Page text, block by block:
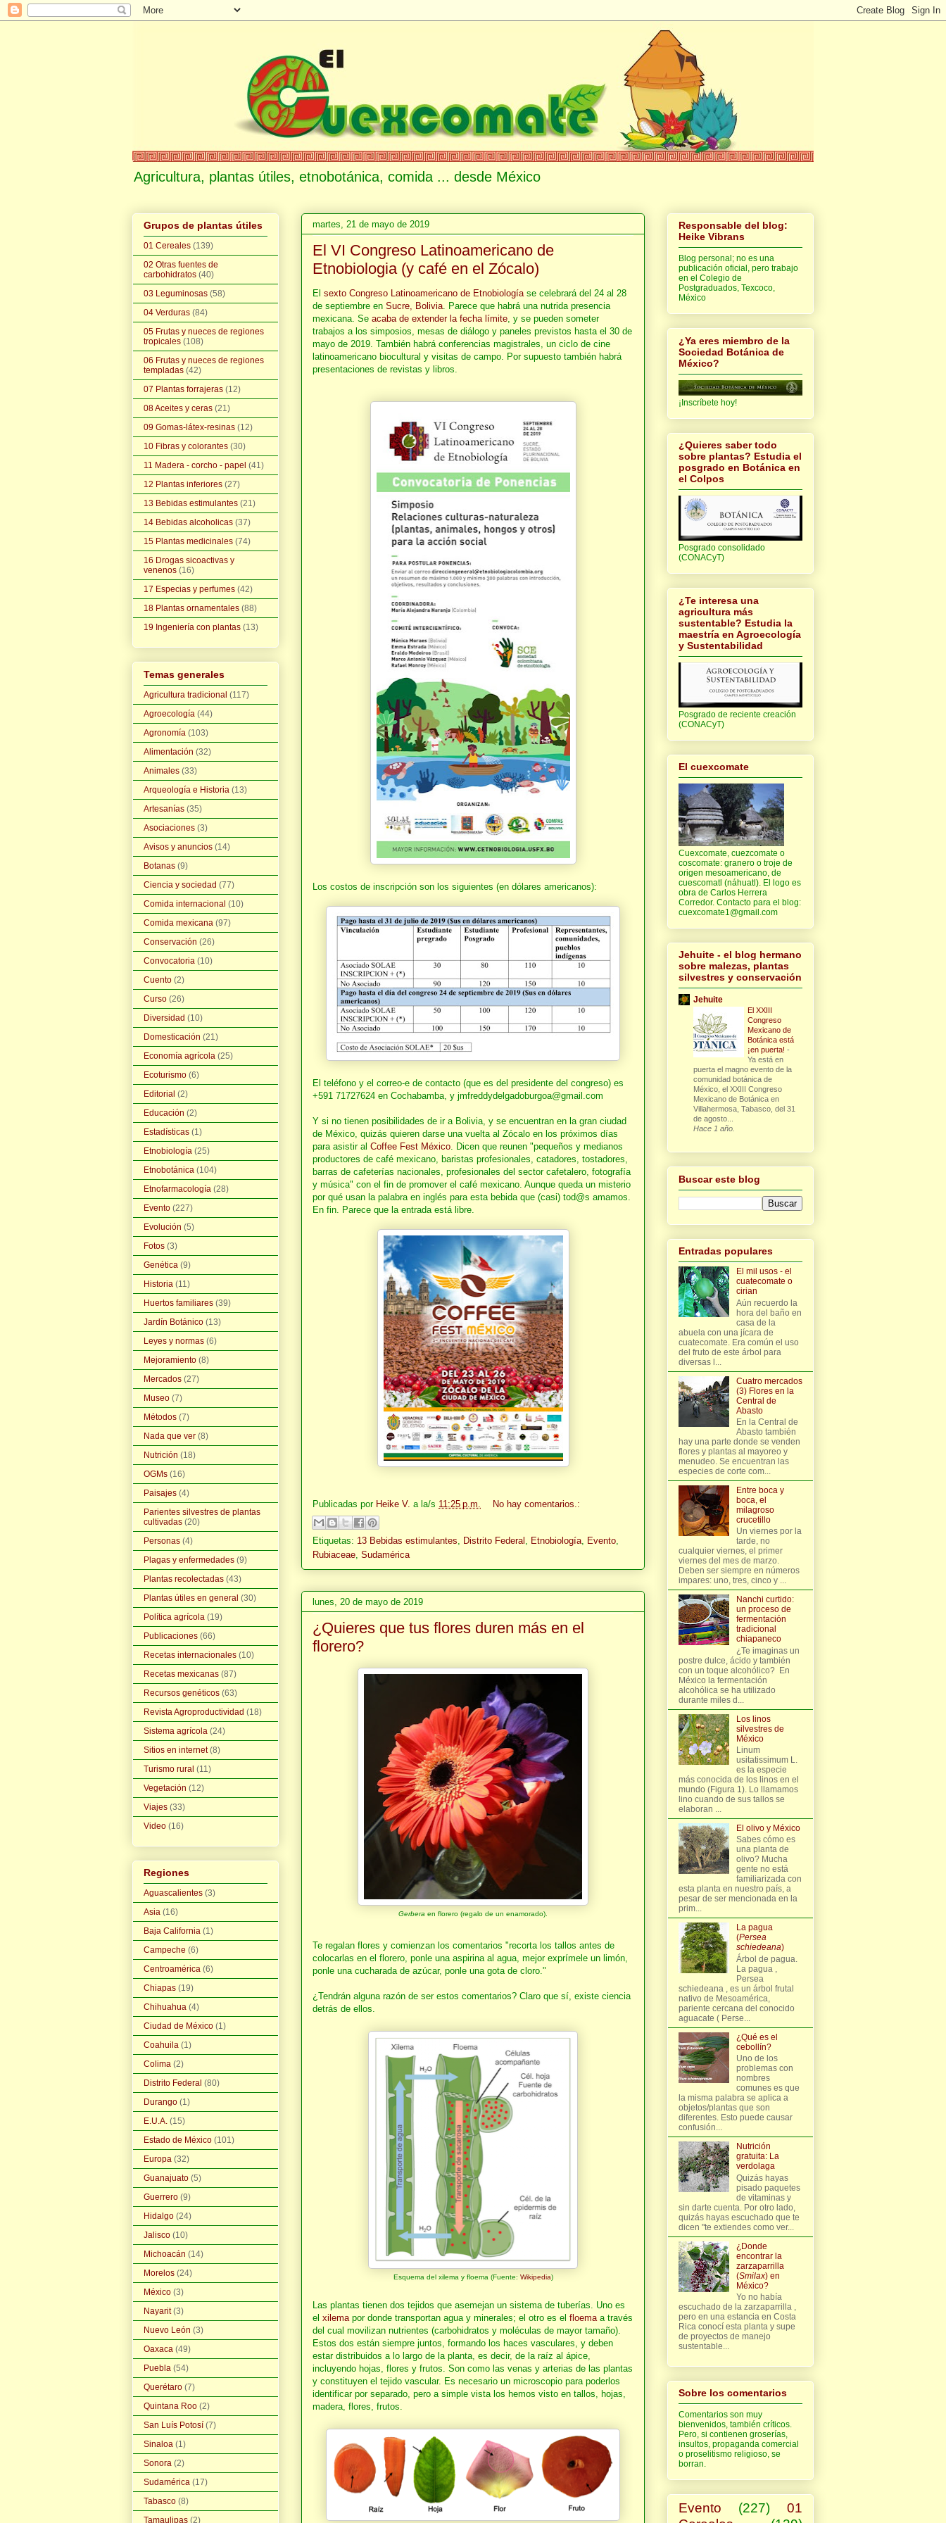
Agricultura, plantas útiles, etnobotánica, comida ... desde México
martes, 21 de mayo de 2019
El VI Congreso Latinoamericano de
Etnobiologia (y café en el Zócalo)
El sexto Congreso Latinoamericano de Etnobiologíase celebrará del 24 al 28
de septiembre en Sucre, Bolivia. Parece que habrá una nutrida presencia
mexicana. Se acaba de extender la fecha límite, y se pueden someter
trabajos a los simposios, mesas de diálogo y paneles previstos hasta el 30 de
mayo de 2019. También habrá conferencias magistrales, un ciclo de cine
latinoamericano biocultural y visitas de campo. Por supuesto también habrá
presentaciones de revistas y libros.
Los costos de inscripción son los siguientes (en dólares americanos):
El teléfono y el correo-e de contacto (que es del presidente del congreso) es
+591 71727624 en Cochabamba, y jmfreddydelgadoburgoa@gmail.com
Y si no tienen posibilidades de ir a Bolivia, y se encuentran en la gran ciudad
de México, quizás quieren darse una vuelta al Zócalo en los próximos días
para asistir al Coffee Fest México. Dicen que reunen "pequeños y medianos
productores de café mexicano, baristas profesionales, catadores, tostadores,
barras de cafeterías nacionales, profesionales del sector cafetalero, fotografía
y música" con el fin de promover el café mexicano. Aunque queda un misterio
por qué usan la palabra en inglés para esta bebida que (casi) tod@s amamos.
En fin. Parece que la entrada está libre.
Publicadas por Heike V. a la/s 11:25 p.m. No hay comentarios.:
Etiquetas: 13 Bebidas estimulantes, Distrito Federal , Etnobiología, Evento,
Rubiaceae, Sudamérica
lunes, 20 de mayo de 2019
¿Quieres que tus flores duren más en el
florero?
Gerbera en florero (regalo de un enamorado).
Te regalan flores y comienzan los comentarios "recorta los tallos antes de
colocarlas en el florero, ponle una aspirina al agua, mejor exprímele un limón,
ponle una cucharada de azúcar, ponle una gota de cloro."
¿Tendrán alguna razón de ser estos comentarios? Claro que sí, existe ciencia
detrás de ellos.
Esquema del xilema y floema (Fuente: Wikipedia)
Las plantas tienen dos tejidos que asemejan un sistema de tuberías. Uno es
el xilemapor donde transportan agua y minerales; el otro es el floemaa través
del cual movilizan nutrientes (carbohidratos y moléculas de mayor tamaño).
Estos dos están siempre juntos, formando los haces vasculares, y deben
estar distribuidos a lo largo de la planta, es decir, de la raíz al ápice,
incluyendo hojas, flores y frutos. Son como las venas y arterias de las plantas
y constituyen el tejido vascular. Es necesario un microscopio para poderlos
identificar por separado, pero a simple vista los hemos visto en tallos, hojas,
madera, flores, frutos.
Grupos de plantas útiles
01 Cereales (139)
02 Otras fuentes de
carbohidratos (40)
03 Leguminosas (58)
04 Verduras (84)
05 Frutas y nueces de regiones
tropicales (108)
06 Frutas y nueces de regiones
templadas (42)
07 Plantas forrajeras (12)
08 Aceites y ceras (21)
09 Gomas-látex-resinas (12)
10 Fibras y colorantes (30)
11 Madera - corcho - papel (41)
12 Plantas inferiores (27)
13 Bebidas estimulantes (21)
14 Bebidas alcoholicas (37)
15 Plantas medicinales (74)
16 Drogas sicoactivas y
venenos (16)
17 Especias y perfumes (42)
18 Plantas ornamentales (88)
19 Ingeniería con plantas (13)
Temas generales
Agricultura tradicional (117)
Agroecología (44)
Agronomía (103)
Alimentación (32)
Animales (33)
Arqueología e Historia (13)
Artesanías (35)
Asociaciones (3)
Avisos y anuncios (14)
Botanas (9)
Ciencia y sociedad (77)
Comida internacional (10)
Comida mexicana (97)
Conservación (26)
Convocatoria (10)
Cuento (2)
Curso (26)
Diversidad (10)
Domesticación (21)
Economía agrícola (25)
Ecoturismo (6)
Editorial (2)
Educación (2)
Estadísticas (1)
Etnobiología (25)
Etnobotánica (104)
Etnofarmacología (28)
Evento (227)
Evolución (5)
Fotos (3)
Genética (9)
Historia (11)
Huertos familiares (39)
Jardín Botánico (13)
Leyes y normas (6)
Mejoramiento (8)
Mercados (27)
Museo (7)
Métodos (7)
Nada que ver (8)
Nutrición (18)
OGMs (16)
Paisajes (4)
Parientes silvestres de plantas
cultivadas (20)
Personas (4)
Plagas y enfermedades (9)
Plantas recolectadas (43)
Plantas útiles en general (30)
Política agrícola (19)
Publicaciones (66)
Recetas internacionales (10)
Recetas mexicanas (87)
Recursos genéticos (63)
Revista Agroproductividad (18)
Sistema agrícola (24)
Sitios en internet (8)
Turismo rural (11)
Vegetación (12)
Viajes (33)
Video (16)
Regiones
Aguascalientes (3)
Asia (16)
Baja California (1)
Campeche (6)
Centroamérica (6)
Chiapas (19)
Chihuahua (4)
Ciudad de México (1)
Coahuila (1)
Colima (2)
Distrito Federal (80)
Durango (1)
E.U.A. (15)
Estado de México (101)
Europa (32)
Guanajuato (5)
Guerrero (9)
Hidalgo (24)
Jalisco (10)
Michoacán (14)
Morelos (24)
México (3)
Nayarit (3)
Nuevo León (3)
Oaxaca (49)
Puebla (54)
Querétaro (7)
Quintana Roo (2)
San Luís Potosí (7)
Sinaloa (1)
Sonora (2)
Sudamérica (17)
Tabasco (8)
Tamaulipas (2)
Responsable del blog:
Heike Vibrans
Blog personal; no es una
publicación oficial, pero trabajo
en el Colegio de
Postgraduados, Texcoco,
México
¿Ya eres miembro de la
Sociedad Botánica de
México?
¡Inscríbete hoy!
¿Quieres saber todo
sobre plantas? Estudia el
posgrado en Botánica en
el Colpos
Posgrado consolidado
(CONACyT)
¿Te interesa una
agricultura más
sustentable? Estudia la
maestría en Agroecología
y Sustentabilidad
Posgrado de reciente creación
(CONACyT)
El cuexcomate
Cuexcomate, cuezcomate o
coscomate: granero o troje de
origen mesoamericano, de
cuescomatl (náhuatl). El logo es
obra de Carlos Herrera
Corredor. Contacto para el blog:
cuexcomate1@gmail.com
Jehuite - el blog hermano
sobre malezas, plantas
silvestres y conservación
Jehuite
El XXIII
Congreso
Mexicano de
Botánica está
¡en puerta! -
Ya está en
puerta el magno evento de la
comunidad botánica de
México, el XXIII Congreso
Mexicano de Botánica en
Villahermosa, Tabasco, del 31
de agosto...
Hace 1 año.
Buscar este blog
Entradas populares
El mil usos - el
cuatecomate o
cirian
Aún recuerdo la
hora del baño en
casa de la
abuela con una jícara de
cuatecomate. Era común el uso
del fruto de este árbol para
diversas l...
Cuatro mercados
(3) Flores en la
Central de
Abasto
En la Central de
Abasto también
hay una parte donde se venden
flores y plantas al mayoreo y
menudeo. Se encuentran las
especies de corte com...
Entre boca y
boca, el
milagroso
crucetillo
Un viernes por la
tarde, no
cualquier viernes, el primer
viernes del mes de marzo.
Deben ser siempre en números
impares: uno, tres, cinco y ...
Nanchi curtido:
un proceso de
fermentación
tradicional
chiapaneco
¿Te imaginas un
postre dulce, ácido y también
con un toque alcohólico? En
México la fermentación
alcohólica se ha utilizado
durante miles d...
Los linos
silvestres de
México
Linum
usitatissimum L.
es la especie
más conocida de los linos en el
mundo (Figura 1). Lo llamamos
lino cuando de sus tallos se
elaboran ...
El olivo y México
Sabes cómo es
una planta de
olivo? Mucha
gente no está
familiarizada con
esta planta en nuestro país, a
pesar de ser mencionada en la
prim...
La pagua
(Persea
schiedeana)
Árbol de pagua.
La pagua ,
Persea
schiedeana , es un árbol frutal
nativo de Mesoamérica,
pariente cercana del conocido
aguacate ( Perse...
¿Qué es el
cebollín?
Uno de los
problemas con
nombres
comunes es que
la misma palabra se aplica a
objetos/plantas que son
diferentes. Esto puede causar
confusión...
Nutrición
gratuita: La
verdolaga
Quizás hayas
pisado paquetes
de vitaminas y
sin darte cuenta. Por otro lado,
quizás hayas escuchado que te
dicen "te extiendes como ver...
¿Donde
encontrar la
zarzaparrilla
(Smilax) en
México?
Yo no había
escuchado de la zarzaparrilla ,
pero en una estancia en Costa
Rica conocí esta planta y supe
de proyectos de manejo
sustentable...
Sobre los comentarios
Comentarios son muy
bienvenidos, también críticos.
Pero, si contienen groserías,
insultos, propaganda comercial
o proselitismo religioso, se
borran.
Evento (227)
01